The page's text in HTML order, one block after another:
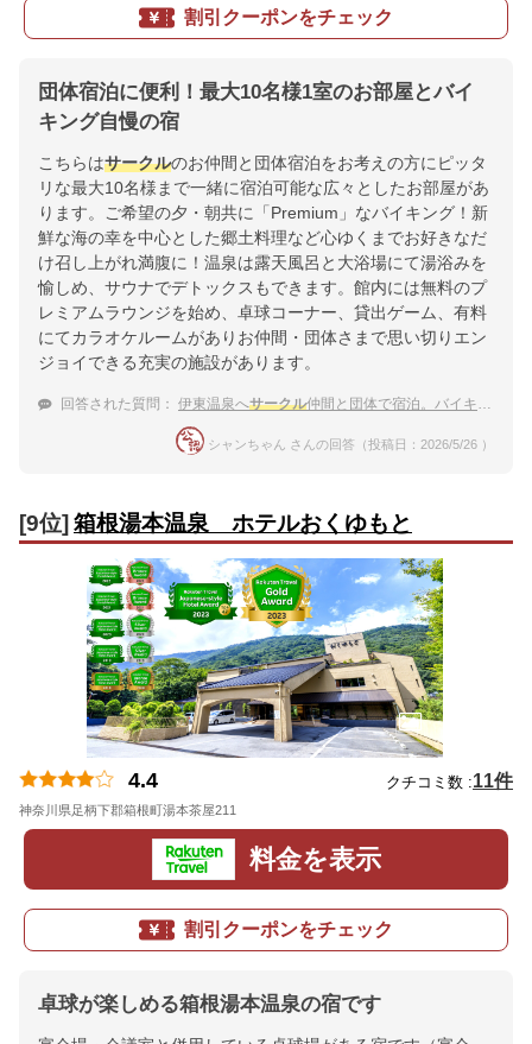
割引クーポンをチェック
団体宿泊に便利！最大10名様1室のお部屋とバイ
キング自慢の宿
こちらはサークルのお仲間と団体宿泊をお考えの方にピッタ
リな最大10名様まで一緒に宿泊可能な広々としたお部屋があ
ります。ご希望の夕・朝共に「Premium」なバイキング！新
鮮な海の幸を中心とした郷土料理など心ゆくまでお好きなだ
け召し上がれ満腹に！温泉は露天風呂と大浴場にて湯浴みを
愉しめ、サウナでデトックスもできます。館内には無料のプ
レミアムラウンジを始め、卓球コーナー、貸出ゲーム、有料
にてカラオケルームがありお仲間・団体さまで思い切りエン
ジョイできる充実の施設があります。
回答された質問： 伊東温泉へサークル仲間と団体で宿泊。バイキング形式の食事がとれる宿はありますか？
シャンちゃん さんの回答（投稿日：2026/5/26 ）
[9位]箱根湯本温泉 ホテルおくゆもと
4.4 クチコミ数 :11件
神奈川県足柄下郡箱根町湯本茶屋211
料金を表示
割引クーポンをチェック
卓球が楽しめる箱根湯本温泉の宿です